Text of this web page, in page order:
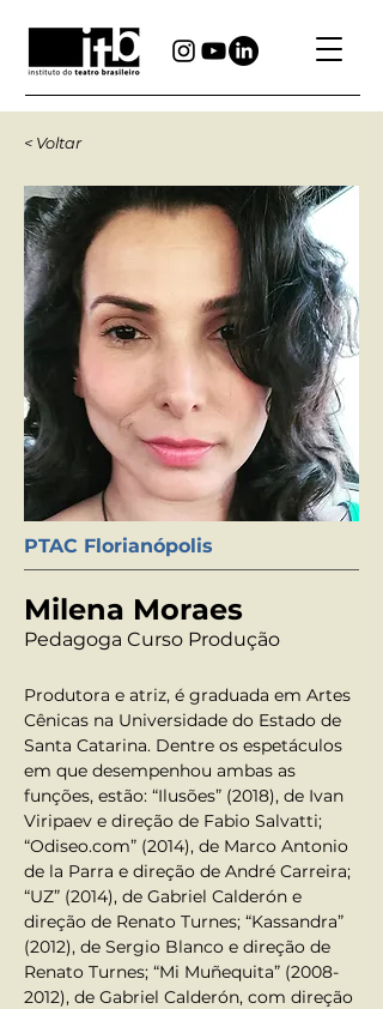
< Voltar
PTAC Florianópolis
Milena Moraes
Pedagoga Curso Produção
Produtora e atriz, é graduada em Artes
Cênicas na Universidade do Estado de
Santa Catarina. Dentre os espetáculos
em que desempenhou ambas as
funções, estão: “Ilusões” (2018), de Ivan
Viripaev e direção de Fabio Salvatti;
“Odiseo.com” (2014), de Marco Antonio
de la Parra e direção de André Carreira;
“UZ” (2014), de Gabriel Calderón e
direção de Renato Turnes; “Kassandra”
(2012), de Sergio Blanco e direção de
Renato Turnes; “Mi Muñequita” (2008-
2012), de Gabriel Calderón, com direção